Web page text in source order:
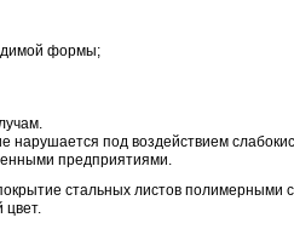
формы;
нарушается под воздействием
предприятиями.
стальных листов полимерными
цвет.